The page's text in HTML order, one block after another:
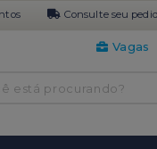
Consulte seu
Vagas